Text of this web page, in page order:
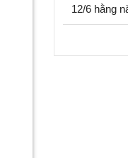
12/6 hằng